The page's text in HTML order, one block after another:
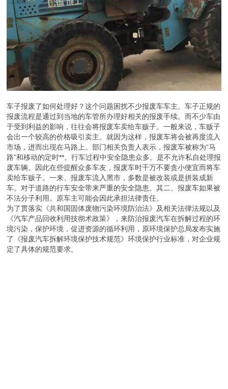
车子报废了如何处理好？这个问题困扰不少报废车车主。车子正规的
报废流程是通过到当地的车管所办理好相关的报废手续。而不少车由
于受到利益的影响，往往会将报废车卖给车贩子。一般来说，车贩子
会出一个较高的价格吸引卖主。就因为这样，报废车将会被再度流入
市场，进而出现在马路上。部门相关负责人表示，报废车被称为“马
路”和移动的定时**。行车过程中安全隐患众多。是不允许私自处理报
废车辆。因此在些提醒众多车友，报废车时千万不要贪小便宜而将车
卖给车贩子。一来、报废车流入黑市，多数是被改装或是拼装成新
车。对于道路的行车安全带来严重的安全隐患。其二、报废车如果被
不法分子利用。原车主可能会因此承担法律责任。
为了贯落实《共和国固体废物污染环境防治法》及相关法律法规以及
《汽车产品回收利用技彻术政策》，来防治报废汽车在拆解过程的环
境污染，保护环境，促进资源的循环利用，原环境保护总局发布实施
了《报废汽车拆解环境保护技术规范》环境保护行业标准，对企业规
定了具体的规范要求。